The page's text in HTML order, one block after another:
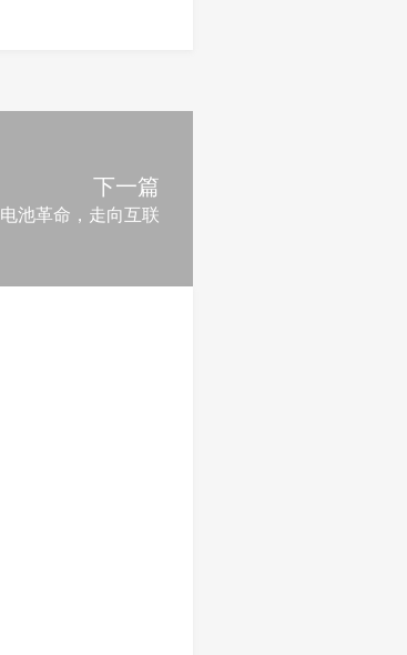
下一篇
电池革命，走向互联